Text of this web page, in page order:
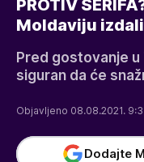
PROTIV
Moldaviju
Pred gostovanje
siguran da će
Objavljeno 08.08.2021.
Dodajte